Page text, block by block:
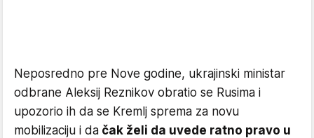
Neposredno pre Nove godine, ukrajinski ministar
odbrane Aleksij Reznikov obratio se Rusima i
upozorio ih da se Kremlj sprema za novu
mobilizaciju i da čak želi da uvede ratno pravo u